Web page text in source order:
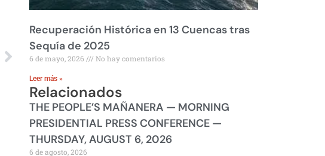
Recuperación Histórica en 13 Cuencas tras
Sequía de 2025
6 de mayo, 2026 No hay comentarios
Leer más »
Relacionados
THE PEOPLE’S MAÑANERA — MORNING
PRESIDENTIAL PRESS CONFERENCE —
THURSDAY, AUGUST 6, 2026
6 de agosto, 2026